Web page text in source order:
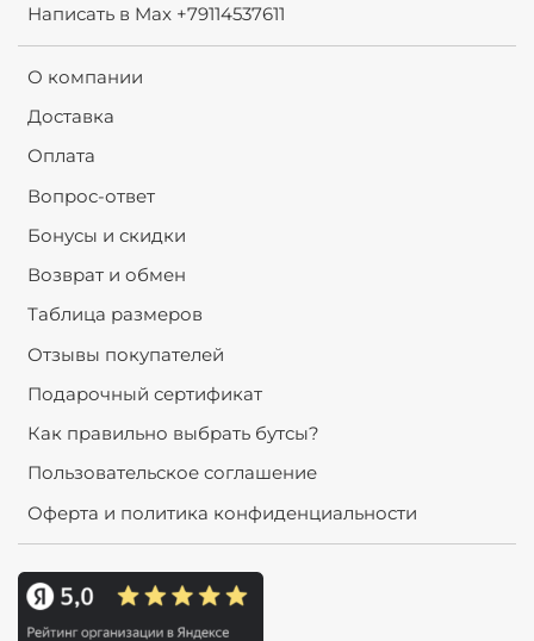
Написать в Max +79114537611
О компании
Доставка
Оплата
Вопрос-ответ
Бонусы и скидки
Возврат и обмен
Таблица размеров
Отзывы покупателей
Подарочный сертификат
Как правильно выбрать бутсы?
Пользовательское соглашение
Оферта и политика конфиденциальности